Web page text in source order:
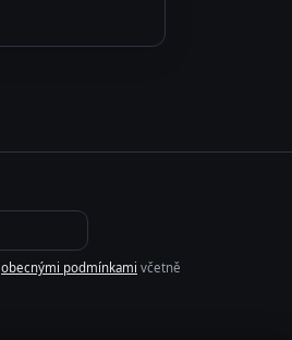
obecnými podmínkami včetně